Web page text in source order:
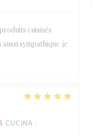
cuisinés
sympathique. je
CUCINA :